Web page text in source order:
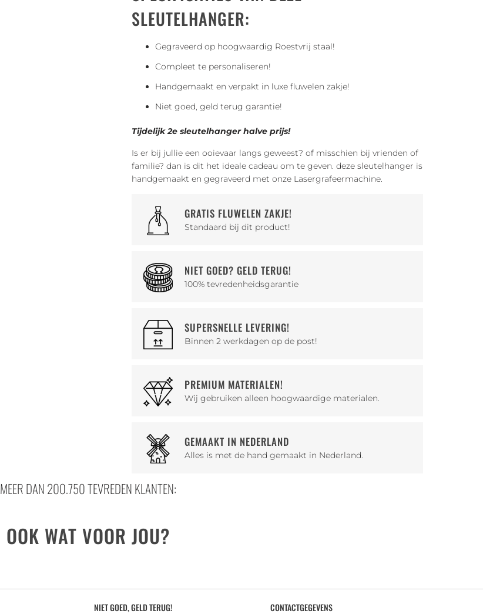
SLEUTELHANGER:
Gegraveerd op hoogwaardig Roestvrij staal!
Compleet te personaliseren!
Handgemaakt en verpakt in luxe fluwelen zakje!
Niet goed, geld terug garantie!
Tijdelijk 2e sleutelhanger halve prijs!
Is er bij jullie een ooievaar langs geweest? of misschien bij vrienden of
familie? dan is dit het ideale cadeau om te geven. deze sleutelhanger is
handgemaakt en gegraveerd met onze Lasergrafeermachine.
GRATIS FLUWELEN ZAKJE!
Standaard bij dit product!
NIET GOED? GELD TERUG!
100% tevredenheidsgarantie
SUPERSNELLE LEVERING!
Binnen 2 werkdagen op de post!
PREMIUM MATERIALEN!
Wij gebruiken alleen hoogwaardige materialen.
GEMAAKT IN NEDERLAND
Alles is met de hand gemaakt in Nederland.
MEER DAN 200.750 TEVREDEN KLANTEN:
OOK WAT VOOR JOU?
NIET GOED, GELD TERUG! CONTACTGEGEVENS